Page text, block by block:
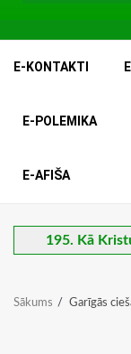
E-KONTAKTI
E-POLEMIKA
E-AFIŠA
195. Kā
Sākums Garīgās